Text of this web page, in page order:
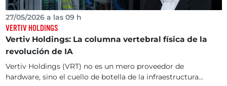
27/05/2026 a las 09 h
VERTIV HOLDINGS
Vertiv Holdings: La columna vertebral física de la
revolución de IA
Vertiv Holdings (VRT) no es un mero proveedor de
hardware, sino el cuello de botella de la infraestructura...